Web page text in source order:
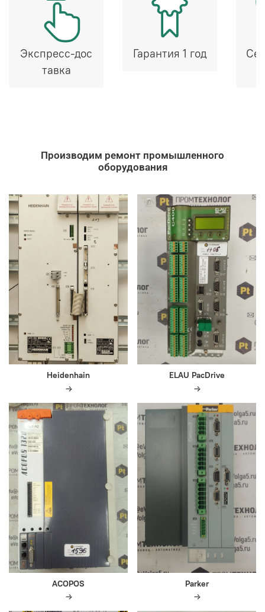
Экспресс-дос
тавка
Гарантия 1 год
Производим ремонт промышленного
оборудования
Heidenhain ELAU PacDrive
ACOPOS Parker